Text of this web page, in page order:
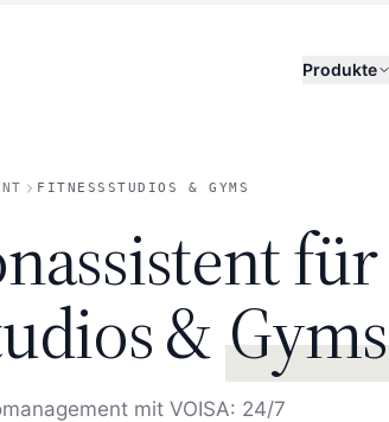
Produkte
FITNESSSTUDIOS & GYMS
für
&Gyms
mit VOISA: 24/7